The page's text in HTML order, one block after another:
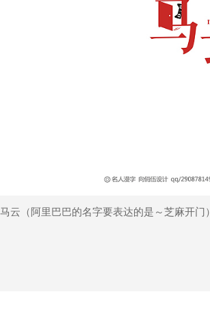
马云（阿里巴巴的名字要表达的是～芝麻开门）